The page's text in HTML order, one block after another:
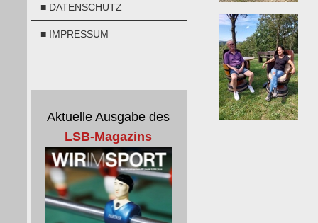
■ DATENSCHUTZ
■ IMPRESSUM
Aktuelle Ausgabe des
LSB-Magazins